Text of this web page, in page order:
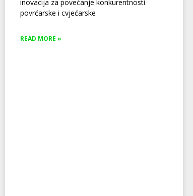
inovacija za povećanje konkurentnosti
povrćarske i cvjećarske
READ MORE »